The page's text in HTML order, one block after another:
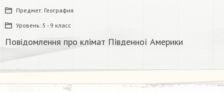
Предмет: География
Уровень: 5 - 9 класс
Повідомлення про клімат Південної Америки